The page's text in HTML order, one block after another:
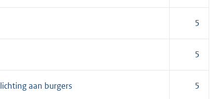
5
5
aan burgers 5